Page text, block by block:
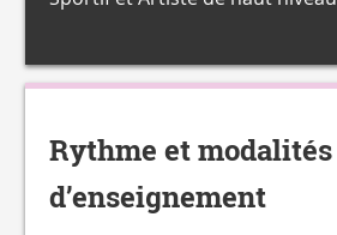
Rythme et modalités
d’enseignement